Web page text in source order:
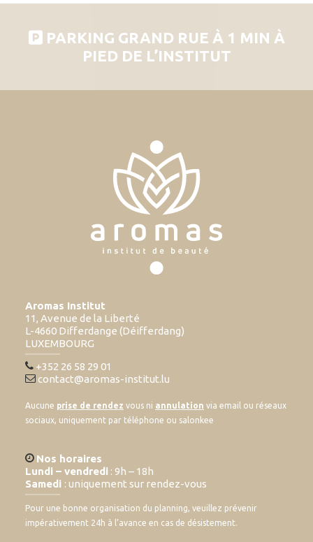
PARKING GRAND RUE À 1 MIN À
PIED DE L’INSTITUT
Aromas Institut
11, Avenue de la Liberté
L-4660 Differdange (Déifferdang)
LUXEMBOURG
+352 26 58 29 01
contact@aromas-institut.lu
Aucune prise de rendez vous ni annulation via email ou réseaux
sociaux, uniquement par téléphone ou salonkee
Nos horaires
Lundi – vendredi : 9h – 18h
Samedi : uniquement sur rendez-vous
Pour une bonne organisation du planning, veuillez prévenir
impérativement 24h à l’avance en cas de désistement.